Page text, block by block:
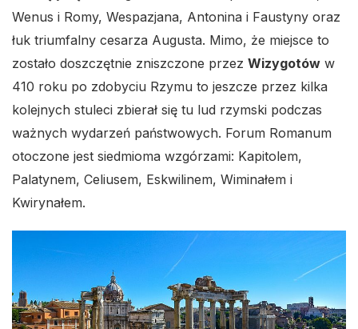
Wenus i Romy, Wespazjana, Antonina i Faustyny oraz
łuk triumfalny cesarza Augusta. Mimo, że miejsce to
zostało doszczętnie zniszczone przez Wizygotów w
410 roku po zdobyciu Rzymu to jeszcze przez kilka
kolejnych stuleci zbierał się tu lud rzymski podczas
ważnych wydarzeń państwowych. Forum Romanum
otoczone jest siedmioma wzgórzami: Kapitolem,
Palatynem, Celiusem, Eskwilinem, Wiminałem i
Kwirynałem.